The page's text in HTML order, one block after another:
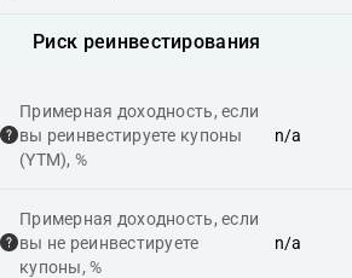
Риск реинвестирования
Примерная доходность, если
вы реинвестируете купоны
(YTM), %
n/a
Примерная доходность, если
вы не реинвестируете
купоны, %
n/a